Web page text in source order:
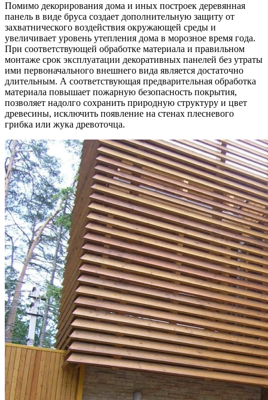
Помимо декорирования дома и иных построек деревянная
панель в виде бруса создает дополнительную защиту от
захватнического воздействия окружающей среды и
увеличивает уровень утепления дома в морозное время года.
При соответствующей обработке материала и правильном
монтаже срок эксплуатации декоративных панелей без утраты
ими первоначального внешнего вида является достаточно
длительным. А соответствующая предварительная обработка
материала повышает пожарную безопасность покрытия,
позволяет надолго сохранить природную структуру и цвет
древесины, исключить появление на стенах плесневого
грибка или жука древоточца.